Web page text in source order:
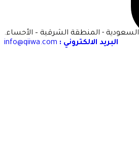
السعودية - المنطقة الشرقية – الأحساء.
البريد الالكتروني :